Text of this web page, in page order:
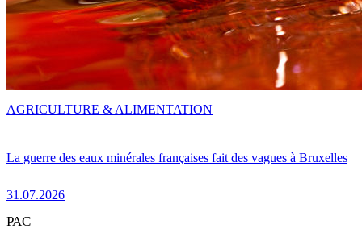
La guerre des eaux minérales françaises fait des vagues à Bruxelles
31.07.2026
AGRICULTURE & ALIMENTATION
PAC